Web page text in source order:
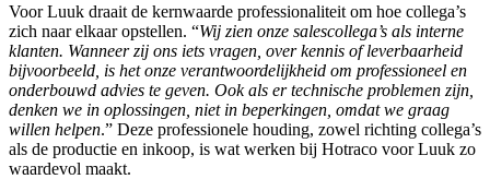
Voor Luuk draait de kernwaarde professionaliteit om hoe collega’s
zich naar elkaar opstellen. “Wij zien onze salescollega’s als interne
klanten. Wanneer zij ons iets vragen, over kennis of leverbaarheid
bijvoorbeeld, is het onze verantwoordelijkheid om professioneel en
onderbouwd advies te geven. Ook als er technische problemen zijn,
denken we in oplossingen, niet in beperkingen, omdat we graag
willen helpen.” Deze professionele houding, zowel richting collega’s
als de productie en inkoop, is wat werken bij Hotraco voor Luuk zo
waardevol maakt.